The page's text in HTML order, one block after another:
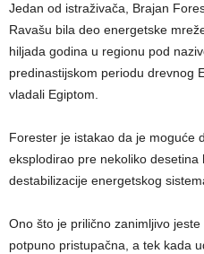
Jedan od istraživača, Brajan
Ravašu bila deo energetske
hiljada godina u regionu pod
predinastijskom periodu drevnog
vladali Egiptom.
Forester je istakao da je moguće
eksplodirao pre nekoliko desetina
destabilizacije energetskog
Ono što je prilično zanimljivo
potpuno pristupačna, a tek kada